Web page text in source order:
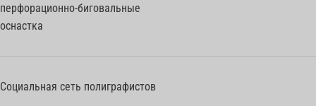
перфорационно-биговальные
оснастка
Социальная сеть полиграфистов